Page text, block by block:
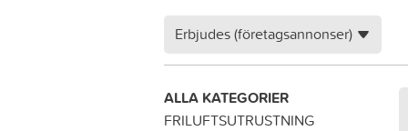
Erbjudes (företagsannonser)
ALLA KATEGORIER
FRILUFTSUTRUSTNING